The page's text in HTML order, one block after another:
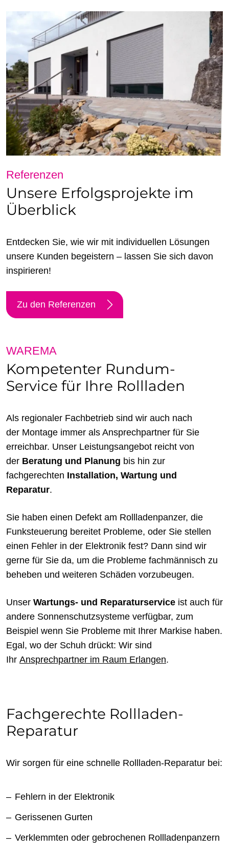
Referenzen
Unsere Erfolgsprojekte im
Überblick
Entdecken Sie, wie wir mit individuellen Lösungen
unsere Kunden begeistern – lassen Sie sich davon
inspirieren!
Zu den Referenzen
WAREMA
Kompetenter Rundum-
Service für Ihre Rollladen
Als regionaler Fachbetrieb sind wir auch nach
der Montage immer als Ansprechpartner für Sie
erreichbar. Unser Leistungsangebot reicht von
der Beratung und Planung bis hin zur
fachgerechten Installation, Wartung und
Reparatur.
Sie haben einen Defekt am Rollladenpanzer, die
Funksteuerung bereitet Probleme, oder Sie stellen
einen Fehler in der Elektronik fest? Dann sind wir
gerne für Sie da, um die Probleme fachmännisch zu
beheben und weiteren Schäden vorzubeugen.
Unser Wartungs- und Reparaturservice ist auch für
andere Sonnenschutzsysteme verfügbar, zum
Beispiel wenn Sie Probleme mit Ihrer Markise haben.
Egal, wo der Schuh drückt: Wir sind
Ihr Ansprechpartner im Raum Erlangen.
Fachgerechte Rollladen-
Reparatur
Wir sorgen für eine schnelle Rollladen-Reparatur bei:
Fehlern in der Elektronik
Gerissenen Gurten
Verklemmten oder gebrochenen Rollladenpanzern